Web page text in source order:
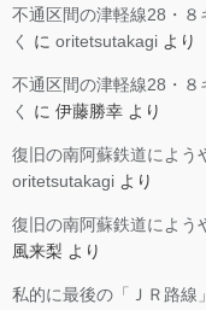
不通区間の津軽線28・
く
に oritetsutakagi より
不通区間の津軽線28・
く
に 伊藤勝幸 より
復旧の南阿蘇鉄道によう
oritetsutakagi より
復旧の南阿蘇鉄道によう
風来梨 より
私的に最後の「ＪＲ路線